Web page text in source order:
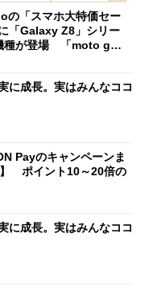
の「スマホ大特価セー
「Galaxy Z8」シリー
種が登場 「moto g37
に成長。実はみんなココ
Payのキャンペーンま
ポイント10～20倍の
に成長。実はみんなココ